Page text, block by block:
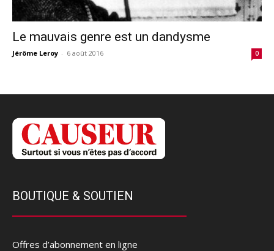
Le mauvais genre est un dandysme
Jérôme Leroy - 6 août 2016 0
BOUTIQUE & SOUTIEN
Offres d’abonnement en ligne